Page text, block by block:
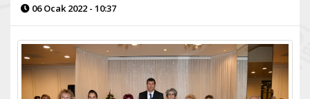
06 Ocak 2022 - 10:37